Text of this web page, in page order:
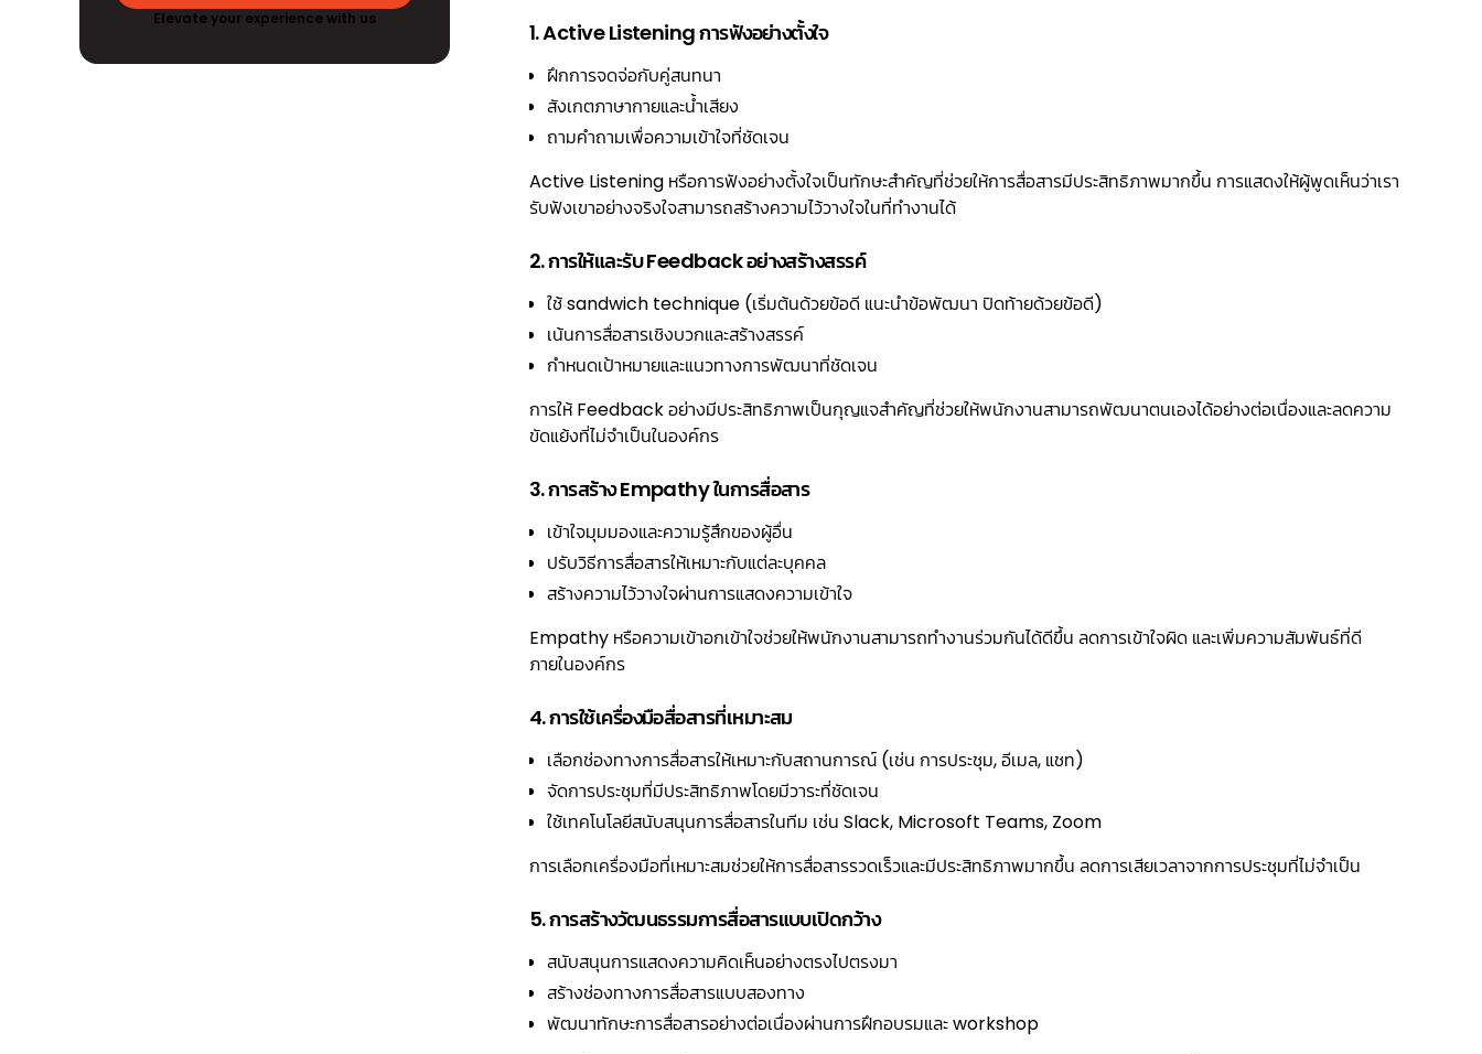
Elevate your experience with us
1. Active Listening การฟังอย่างตั้งใจ
ฝึกการจดจ่อกับคู่สนทนา
สังเกตภาษากายและน้ำเสียง
ถามคำถามเพื่อความเข้าใจที่ชัดเจน
Active Listening หรือการฟังอย่างตั้งใจเป็นทักษะสำคัญที่ช่วยให้การสื่อสารมีประสิทธิภาพมากขึ้น การแสดงให้ผู้พูดเห็นว่าเรา
รับฟังเขาอย่างจริงใจสามารถสร้างความไว้วางใจในที่ทำงานได้
2. การให้และรับ Feedback อย่างสร้างสรรค์
ใช้ sandwich technique (เริ่มต้นด้วยข้อดี แนะนำข้อพัฒนา ปิดท้ายด้วยข้อดี)
เน้นการสื่อสารเชิงบวกและสร้างสรรค์
กำหนดเป้าหมายและแนวทางการพัฒนาที่ชัดเจน
การให้ Feedback อย่างมีประสิทธิภาพเป็นกุญแจสำคัญที่ช่วยให้พนักงานสามารถพัฒนาตนเองได้อย่างต่อเนื่องและลดความ
ขัดแย้งที่ไม่จำเป็นในองค์กร
3. การสร้าง Empathy ในการสื่อสาร
เข้าใจมุมมองและความรู้สึกของผู้อื่น
ปรับวิธีการสื่อสารให้เหมาะกับแต่ละบุคคล
สร้างความไว้วางใจผ่านการแสดงความเข้าใจ
Empathy หรือความเข้าอกเข้าใจช่วยให้พนักงานสามารถทำงานร่วมกันได้ดีขึ้น ลดการเข้าใจผิด และเพิ่มความสัมพันธ์ที่ดี
ภายในองค์กร
4. การใช้เครื่องมือสื่อสารที่เหมาะสม
เลือกช่องทางการสื่อสารให้เหมาะกับสถานการณ์ (เช่น การประชุม, อีเมล, แชท)
จัดการประชุมที่มีประสิทธิภาพโดยมีวาระที่ชัดเจน
ใช้เทคโนโลยีสนับสนุนการสื่อสารในทีม เช่น Slack, Microsoft Teams, Zoom
การเลือกเครื่องมือที่เหมาะสมช่วยให้การสื่อสารรวดเร็วและมีประสิทธิภาพมากขึ้น ลดการเสียเวลาจากการประชุมที่ไม่จำเป็น
5. การสร้างวัฒนธรรมการสื่อสารแบบเปิดกว้าง
สนับสนุนการแสดงความคิดเห็นอย่างตรงไปตรงมา
สร้างช่องทางการสื่อสารแบบสองทาง
พัฒนาทักษะการสื่อสารอย่างต่อเนื่องผ่านการฝึกอบรมและ workshop